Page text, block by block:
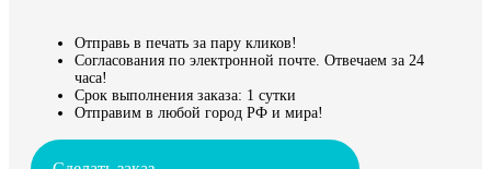
Отправь в печать за пару кликов!
Согласования по электронной почте. Отвечаем за 24
часа!
Срок выполнения заказа: 1 сутки
Отправим в любой город РФ и мира!